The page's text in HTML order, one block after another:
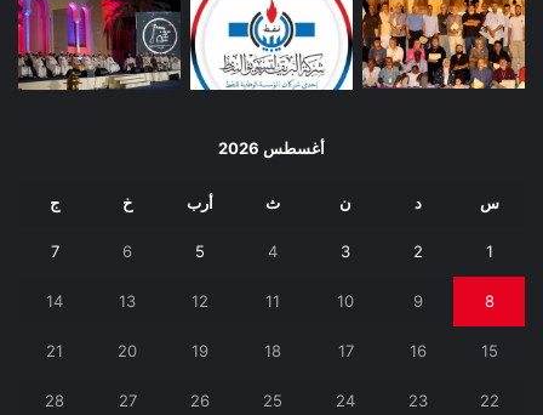
أغسطس 2026
س د ن ث أرب خ ج
1
2
3
4
5
6
7
8
9
10
11
12
13
14
15
16
17
18
19
20
21
22
23
24
25
26
27
28